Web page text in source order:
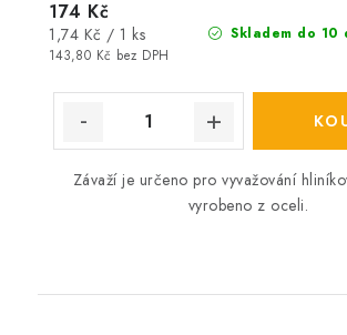
Skladem do 10
143,80 Kč bez DPH
174 Kč
Měrná
cena:
1,74 Kč / 1 ks
Závaží je určeno pro vyvažování
vyrobeno z oceli.